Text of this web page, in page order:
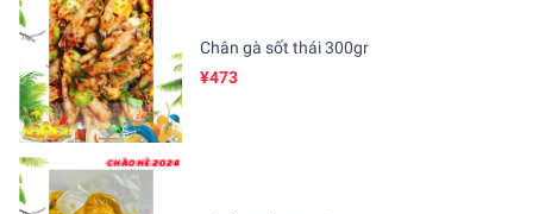
Chân gà sốt thái 300gr
¥473